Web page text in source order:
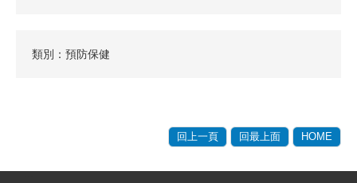
類別：預防保健
回上一頁 回最上面 HOME